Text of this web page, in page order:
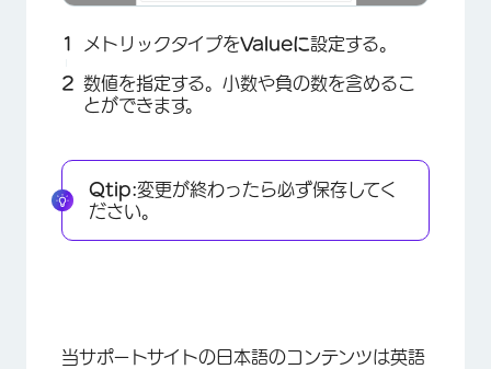
×
メトリックタイプをValueに設定する。
数値を指定する。小数や負の数を含めるこ
とができます。
Qtip:変更が終わったら必ず保存してく
ださい。
当サポートサイトの日本語のコンテンツは英語